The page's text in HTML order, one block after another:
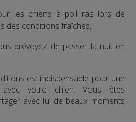
les chiens à poil ras lors de
des conditions fraîches,
prévoyez de passer la nuit en
est indispensable pour une
avec votre chien. Vous êtes
avec lui de beaux moments